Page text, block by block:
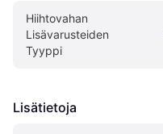
Hiihtovahan
Lisävarusteiden
Tyyppi
Lisätietoja